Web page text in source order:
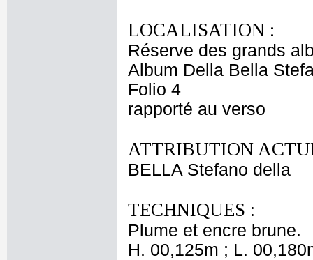
LOCALISATION :
Réserve des grands
Album Della Bella
Folio 4
rapporté au verso
ATTRIBUTION
BELLA Stefano della
TECHNIQUES :
Plume et encre brune.
H. 00,125m ; L.